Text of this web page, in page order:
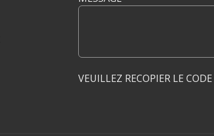
VEUILLEZ RECOPIER LE CODE